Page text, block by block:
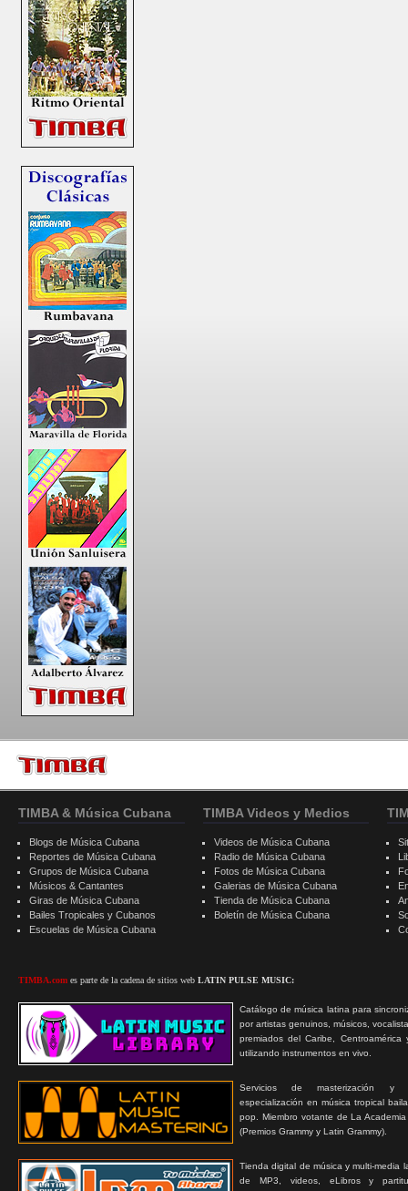
TIMBA & Música Cubana
Blogs de Música Cubana
Reportes de Música Cubana
Grupos de Música Cubana
Músicos & Cantantes
Giras de Música Cubana
Bailes Tropicales y Cubanos
Escuelas de Música Cubana
TIMBA.com es parte de la cadena de sitios web LATIN PULSE MUSIC:
Catálogo de música latina para
por artistas genuinos, músicos,
premiados del Caribe, Centroamérica
utilizando instrumentos en vivo.
Servicios de masterización y
especialización en música tropical
pop. Miembro votante de La
(Premios Grammy y Latin Grammy).
Tienda digital de música y multi-media
de MP3, videos, eLibros y
TIMBA Videos y Medios
Videos de Música Cubana
Radio de Música Cubana
Fotos de Música Cubana
Galerias de Música Cubana
Tienda de Música Cubana
Boletín de Música Cubana